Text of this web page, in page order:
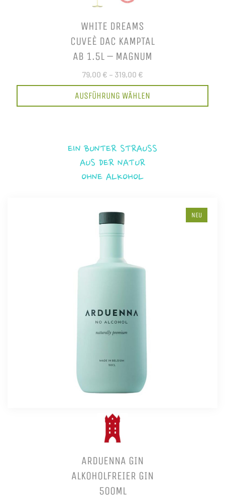
WHITE DREAMS
CUVEÈ DAC KAMPTAL
AB 1.5L – MAGNUM
79,00 € – 319,00 €
AUSFÜHRUNG WÄHLEN
EIN BUNTER STRAUSS
AUS DER NATUR
OHNE ALKOHOL
NEU
ARDUENNA GIN
ALKOHOLFREIER GIN
500ML